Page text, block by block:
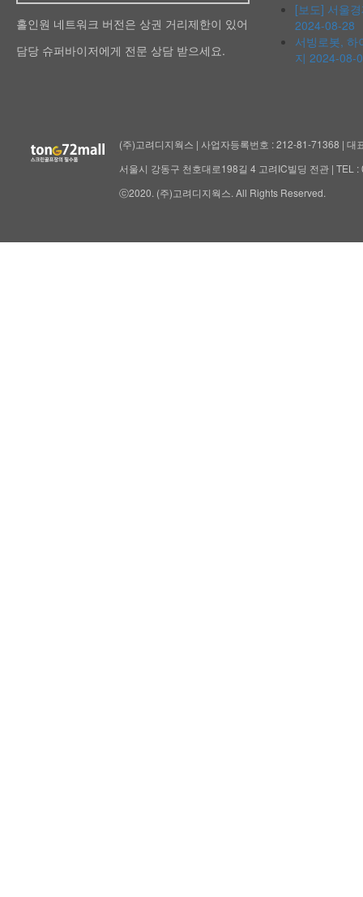
홀인원 네트워크 버전은 상권 거리제한이 있어
담당 슈퍼바이저에게 전문 상담 받으세요.
[보도] 서울
2024-08-28
서빙로봇, 하
지 2024-08-
(주)고려디지웍스 | 사업자등록번호 : 212-81-71368 | 대
서울시 강동구 천호대로198길 4 고려IC빌딩 전관 |
ⓒ2020. (주)고려디지웍스. All Rights Reserved.